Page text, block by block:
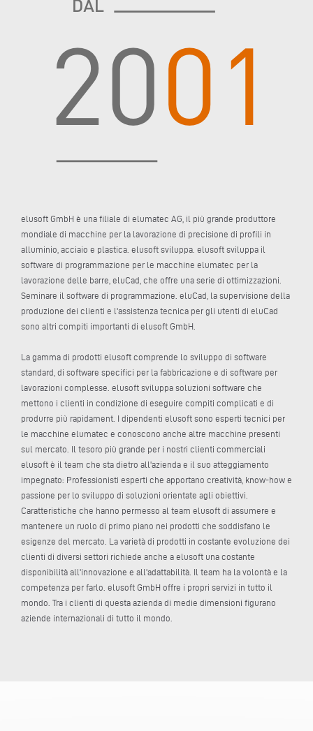
elusoft GmbH è una filiale di elumatec AG, il più grande produttore
mondiale di macchine per la lavorazione di precisione di profili in
alluminio, acciaio e plastica. elusoft sviluppa. elusoft sviluppa il
software di programmazione per le macchine elumatec per la
lavorazione delle barre, eluCad, che offre una serie di ottimizzazioni.
Seminare il software di programmazione. eluCad, la supervisione della
produzione dei clienti e l'assistenza tecnica per gli utenti di eluCad
sono altri compiti importanti di elusoft GmbH.
La gamma di prodotti elusoft comprende lo sviluppo di software
standard, di software specifici per la fabbricazione e di software per
lavorazioni complesse. elusoft sviluppa soluzioni software che
mettono i clienti in condizione di eseguire compiti complicati e di
produrre più rapidament. I dipendenti elusoft sono esperti tecnici per
le macchine elumatec e conoscono anche altre macchine presenti
sul mercato. Il tesoro più grande per i nostri clienti commerciali
elusoft è il team che sta dietro all'azienda e il suo atteggiamento
impegnato: Professionisti esperti che apportano creatività, know-how e
passione per lo sviluppo di soluzioni orientate agli obiettivi.
Caratteristiche che hanno permesso al team elusoft di assumere e
mantenere un ruolo di primo piano nei prodotti che soddisfano le
esigenze del mercato. La varietà di prodotti in costante evoluzione dei
clienti di diversi settori richiede anche a elusoft una costante
disponibilità all'innovazione e all'adattabilità. Il team ha la volontà e la
competenza per farlo. elusoft GmbH offre i propri servizi in tutto il
mondo. Tra i clienti di questa azienda di medie dimensioni figurano
aziende internazionali di tutto il mondo.